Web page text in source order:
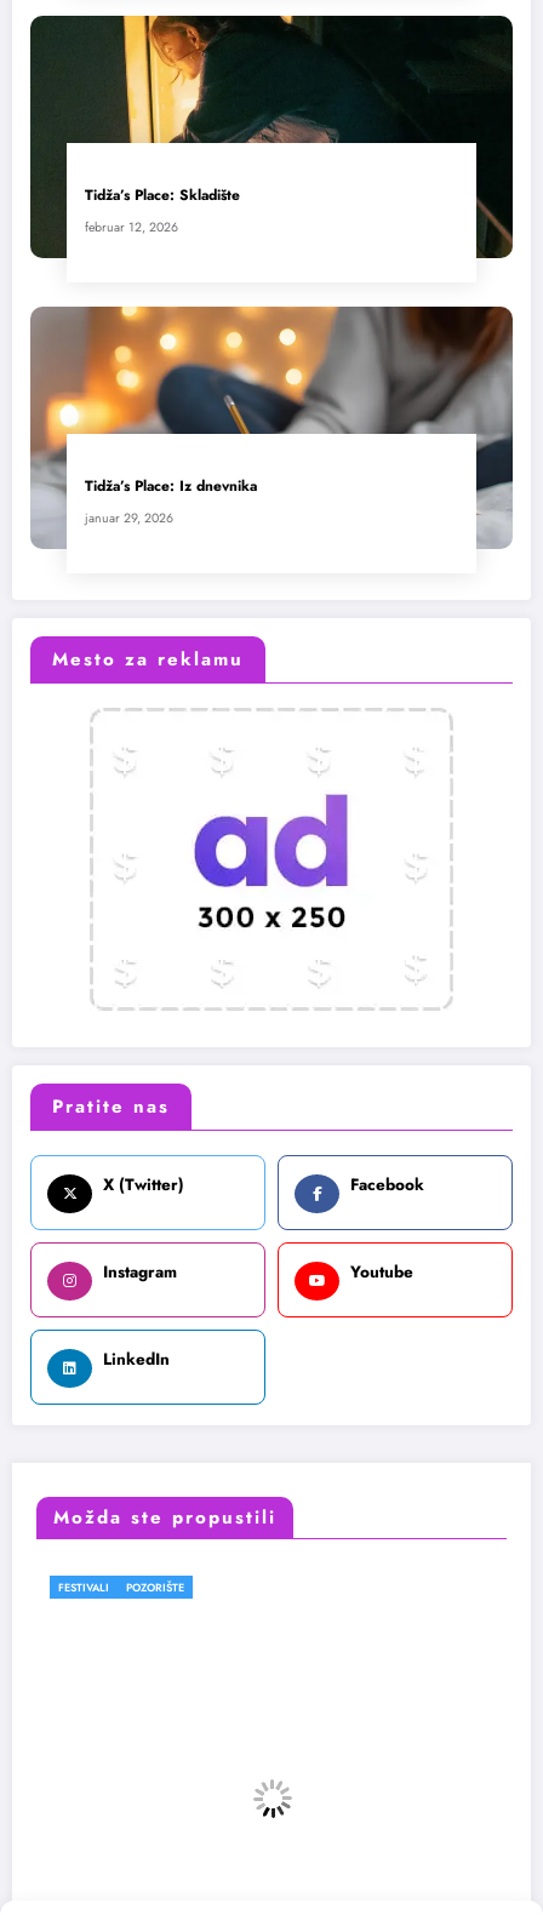
Tidža’s Place: Skladište
februar 12, 2026
Tidža’s Place: Iz dnevnika
januar 29, 2026
Mesto za reklamu
Pratite nas
X (Twitter) Facebook
Instagram Youtube
LinkedIn
Možda ste propustili